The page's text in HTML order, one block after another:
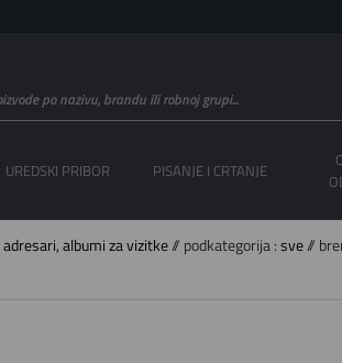
UREDSKI PRIBOR PISANJE I CRTANJE
adresari, albumi za vizitke// podkategorija : sve//